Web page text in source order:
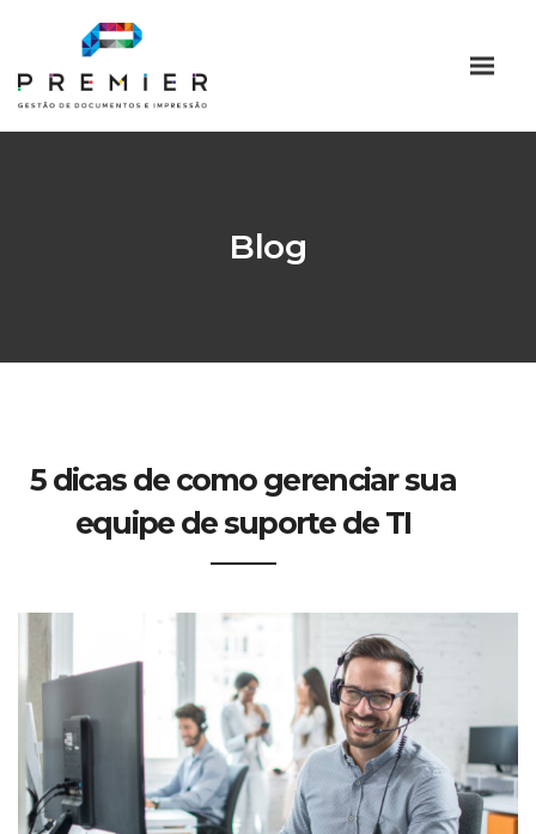
Blog
5 dicas de como gerenciar sua
equipe de suporte de TI